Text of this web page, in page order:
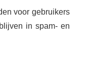
voor gebruikers
in spam- en